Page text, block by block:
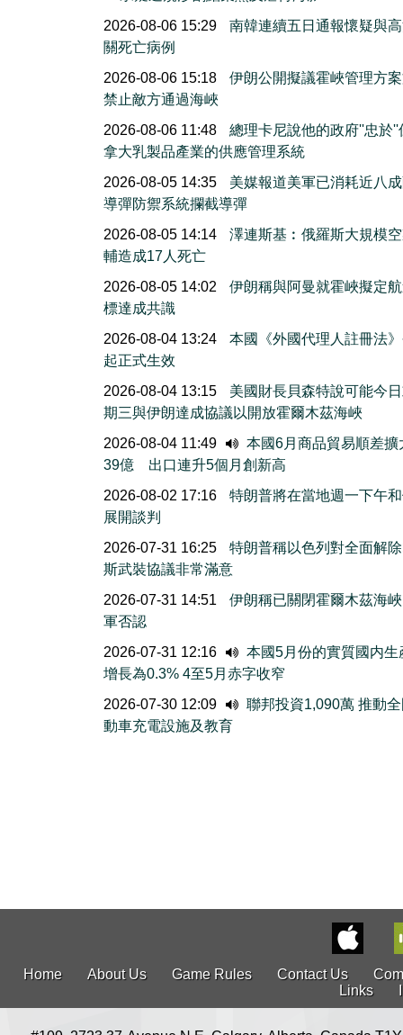
2026-08-06 15:29
南韓連續五日通報懷疑與
關死亡病例
2026-08-06 15:18
伊朗公開擬議霍峽管理方
禁止敵方通過海峽
2026-08-06 11:48
總理卡尼說他的政府''忠於''
拿大乳製品產業的供應管理系統
2026-08-05 14:35
美媒報道美軍已消耗近八
導彈防禦系統攔截導彈
2026-08-05 14:14
澤連斯基︰俄羅斯大規模
輔造成17人死亡
2026-08-05 14:02
伊朗稱與阿曼就霍峽擬定
標達成共識
2026-08-04 13:24
本國《外國代理人註冊法
起正式生效
2026-08-04 13:15
美國財長貝森特說可能今
期三與伊朗達成協議以開放霍爾木茲海峽
2026-08-04 11:49
本國6月商品貿易順差擴
39億 出口連升5個月創新高
2026-08-02 17:16
特朗普將在當地週一下午
展開談判
2026-07-31 16:25
特朗普稱以色列對全面解
斯武裝協議非常滿意
2026-07-31 14:51
伊朗稱已關閉霍爾木茲海
軍否認
2026-07-31 12:16
本國5月份的實質國内生
增長為0.3% 4至5月赤字收窄
2026-07-30 12:09
聯邦投資1,090萬 推動
動車充電設施及教育
Home About Us Game Rules Contact Us
Links